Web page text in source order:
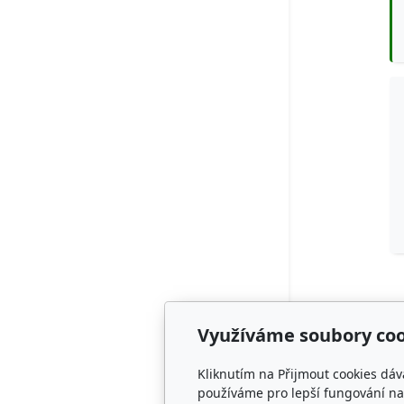
Adresa
CZECH
Využíváme soubory
Kliknutím na Přijmout cookies
používáme pro lepší fungování